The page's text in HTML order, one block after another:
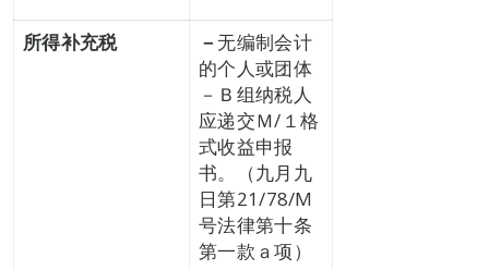
所得补充税 －无编制会计
的个人或团体
－Ｂ组纳税人
应递交Ｍ/１格
式收益申报
书。（九月九
日第21/78/M
号法律第十条
第一款ａ项）